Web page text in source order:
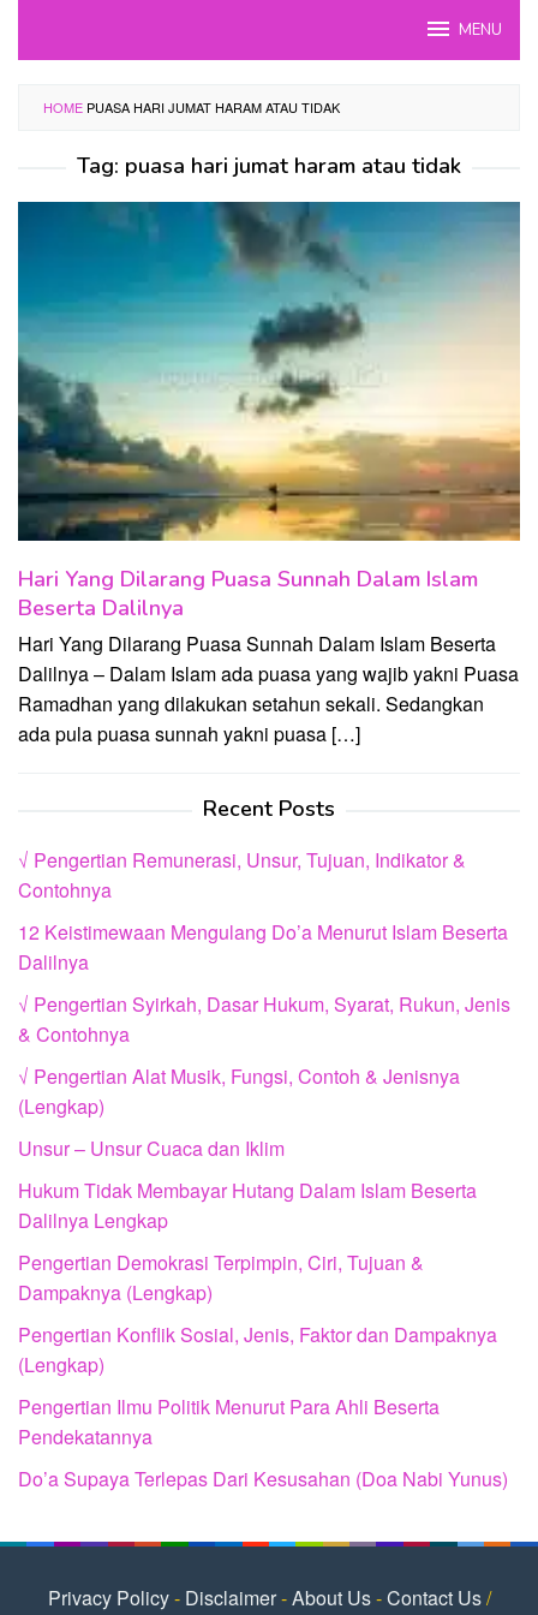
MENU
HOME PUASA HARI JUMAT HARAM ATAU TIDAK
Tag: puasa hari jumat haram atau tidak
Hari Yang Dilarang Puasa Sunnah Dalam Islam
Beserta Dalilnya
Hari Yang Dilarang Puasa Sunnah Dalam Islam Beserta
Dalilnya – Dalam Islam ada puasa yang wajib yakni Puasa
Ramadhan yang dilakukan setahun sekali. Sedangkan
ada pula puasa sunnah yakni puasa […]
Recent Posts
√ Pengertian Remunerasi, Unsur, Tujuan, Indikator &
Contohnya
12 Keistimewaan Mengulang Do’a Menurut Islam Beserta
Dalilnya
√ Pengertian Syirkah, Dasar Hukum, Syarat, Rukun, Jenis
& Contohnya
√ Pengertian Alat Musik, Fungsi, Contoh & Jenisnya
(Lengkap)
Unsur – Unsur Cuaca dan Iklim
Hukum Tidak Membayar Hutang Dalam Islam Beserta
Dalilnya Lengkap
Pengertian Demokrasi Terpimpin, Ciri, Tujuan &
Dampaknya (Lengkap)
Pengertian Konflik Sosial, Jenis, Faktor dan Dampaknya
(Lengkap)
Pengertian Ilmu Politik Menurut Para Ahli Beserta
Pendekatannya
Do’a Supaya Terlepas Dari Kesusahan (Doa Nabi Yunus)
Privacy Policy- Disclaimer-About Us-Contact Us/